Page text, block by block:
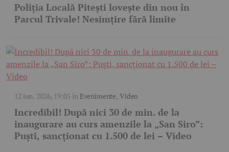
Poliția Locală Pitești lovește din nou în
Parcul Trivale! Nesimțire fără limite
12 iun. 2026, 19:05 în Evenimente,Video
Incredibil! După nici 30 de min. de la
inaugurare au curs amenzile la „San Siro”:
Puști, sancționat cu 1.500 de lei – Video